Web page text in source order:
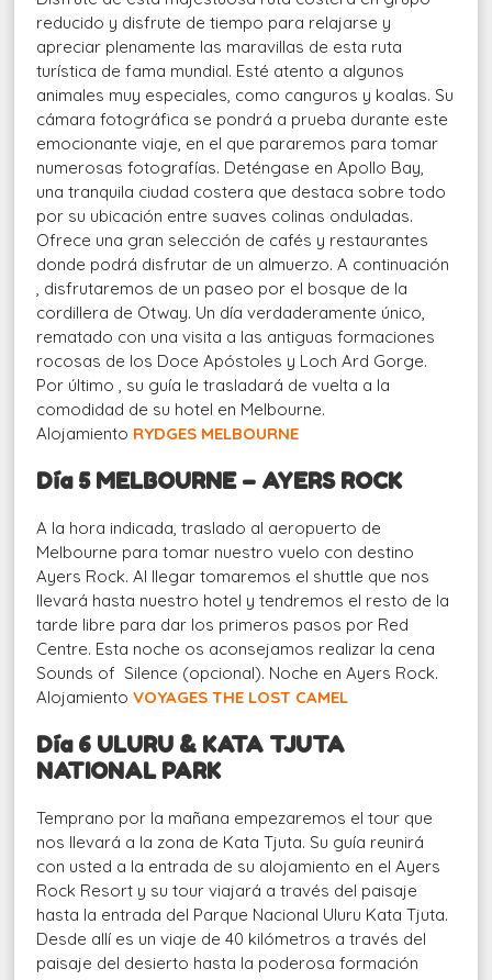
reducido y disfrute de tiempo para relajarse y
apreciar plenamente las maravillas de esta ruta
turística de fama mundial. Esté atento a algunos
animales muy especiales, como canguros y koalas. Su
cámara fotográfica se pondrá a prueba durante este
emocionante viaje, en el que pararemos para tomar
numerosas fotografías. Deténgase en Apollo Bay,
una tranquila ciudad costera que destaca sobre todo
por su ubicación entre suaves colinas onduladas.
Ofrece una gran selección de cafés y restaurantes
donde podrá disfrutar de un almuerzo. A continuación
, disfrutaremos de un paseo por el bosque de la
cordillera de Otway. Un día verdaderamente único,
rematado con una visita a las antiguas formaciones
rocosas de los Doce Apóstoles y Loch Ard Gorge.
Por último , su guía le trasladará de vuelta a la
comodidad de su hotel en Melbourne.
Alojamiento RYDGES MELBOURNE
Día 5 MELBOURNE – AYERS ROCK
A la hora indicada, traslado al aeropuerto de
Melbourne para tomar nuestro vuelo con destino
Ayers Rock. Al llegar tomaremos el shuttle que nos
llevará hasta nuestro hotel y tendremos el resto de la
tarde libre para dar los primeros pasos por Red
Centre. Esta noche os aconsejamos realizar la cena
Sounds of Silence (opcional). Noche en Ayers Rock.
AlojamientoVOYAGES THE LOST CAMEL
Día 6 ULURU & KATA TJUTA
NATIONAL PARK
Temprano por la mañana empezaremos el tour que
nos llevará a la zona de Kata Tjuta. Su guía reunirá
con usted a la entrada de su alojamiento en el Ayers
Rock Resort y su tour viajará a través del paisaje
hasta la entrada del Parque Nacional Uluru Kata Tjuta.
Desde allí es un viaje de 40 kilómetros a través del
paisaje del desierto hasta la poderosa formación